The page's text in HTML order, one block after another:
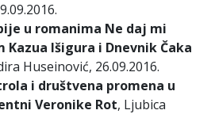
u romanima Ne daj mi
Kazua Išigura i Dnevnik Čaka
Huseinović, 26.09.2016.
i društvena promena u
Veronike Rot, Ljubica